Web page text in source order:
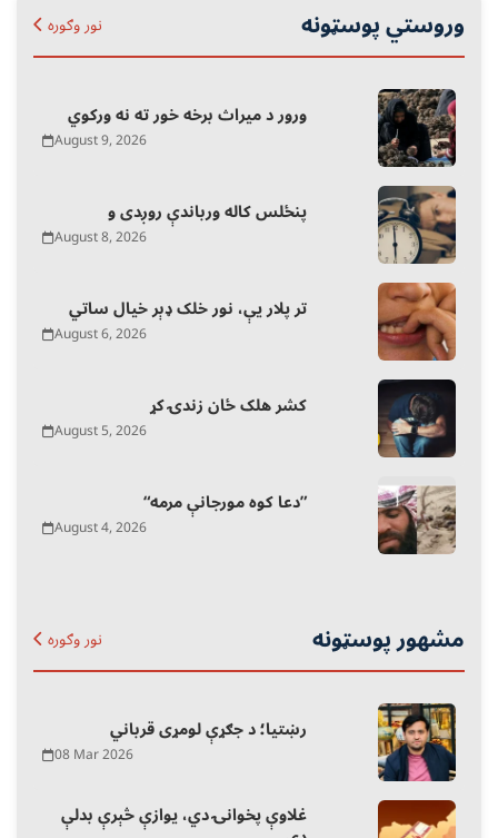
وروستي پوسټونه نور وګوره
ورور د میراث برخه خور ته نه ورکوي
August 9, 2026
پنځلس کاله ورباندې روږدی و
August 8, 2026
تر پلار یې، نور خلک ډېر خیال ساتي
August 6, 2026
کشر هلک ځان زندۍ کړ
August 5, 2026
“دعا کوه مورجانې مرمه”
August 4, 2026
مشهور پوسټونه نور وګوره
رښتیا؛ د جګړې لومړی قرباني
08 Mar 2026
غلاوې پخوانۍ دي، یوازې څېرې بدلې